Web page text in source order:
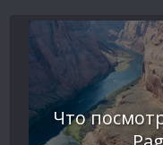
Что